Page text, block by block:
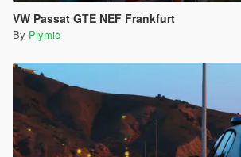
VW Passat GTE NEF Frankfurt
By Plymie